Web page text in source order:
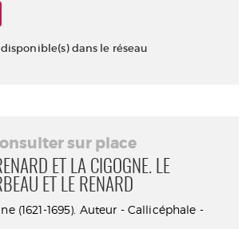
dans le réseau
sur place
ET LA CIGOGNE. LE
ET LE RENARD
(1621-1695). Auteur - Callicéphale -